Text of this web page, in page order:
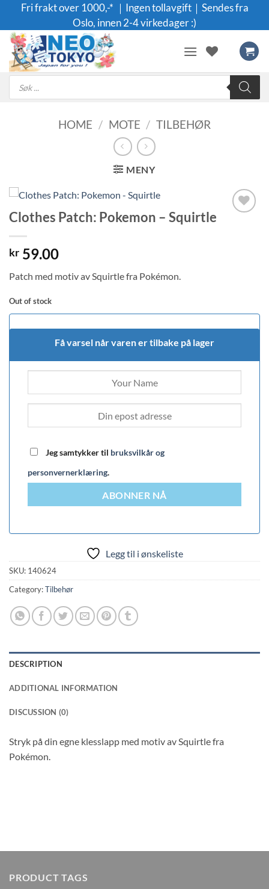
content
Fri frakt over 1000,-* ｜Ingen tollavgift｜Sendes fra
Oslo, innen 2-4 virkedager :)
Products
search
HOME / MOTE / TILBEHØR
MENY
Clothes Patch: Pokemon – Squirtle
kr 59.00
Patch med motiv av Squirtle fra Pokémon.
Out of stock
Få varsel når varen er tilbake på lager
Jeg samtykker til bruksvilkår og
personvernerklæring.
ABONNER NÅ
Legg til i ønskeliste
SKU: 140624
Category:Tilbehør
DESCRIPTION
ADDITIONAL INFORMATION
DISCUSSION (0)
Stryk på din egne klesslapp med motiv av Squirtle fra
Pokémon.
PRODUCT TAGS